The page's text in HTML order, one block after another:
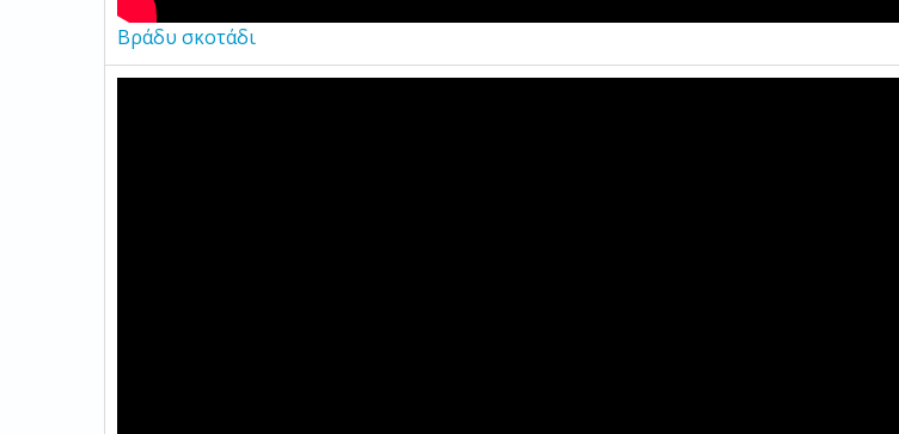
Βράδυ σκοτάδι